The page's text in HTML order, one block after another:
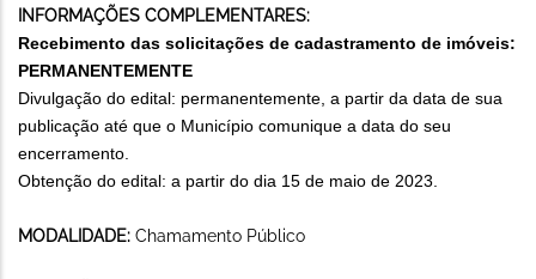
INFORMAÇÕES COMPLEMENTARES:
Recebimento das solicitações de cadastramento de imóveis:
PERMANENTEMENTE
Divulgação do edital: permanentemente, a partir da data de sua
publicação até que o Município comunique a data do seu
encerramento.
Obtenção do edital: a partir do dia 15 de maio de 2023.
MODALIDADE: Chamamento Público